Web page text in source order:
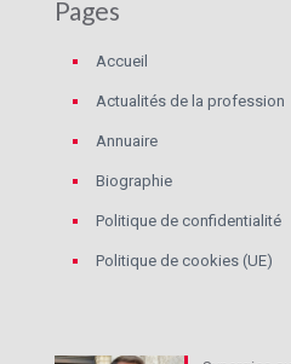
Pages
Accueil
Actualités de la profession
Annuaire
Biographie
Politique de confidentialité
Politique de cookies (UE)